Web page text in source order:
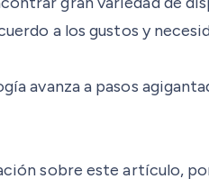
a los gustos y
avanza a pasos
sobre este artículo,